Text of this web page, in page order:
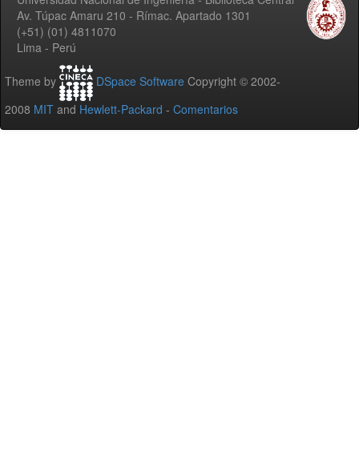
Av. Túpac Amaru 210 - Rímac. Apartado 1301
(+51) (01) 4811070
Lima - Perú
Theme by DSpace Software Copyright © 2002-
2008 MIT and Hewlett-Packard - Comentarios